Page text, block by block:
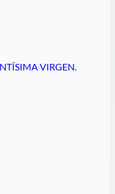
VIRGEN.